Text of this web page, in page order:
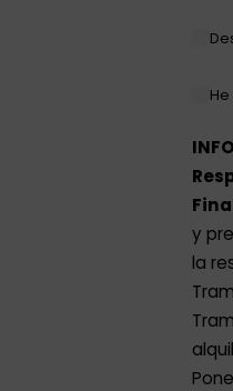
y
la